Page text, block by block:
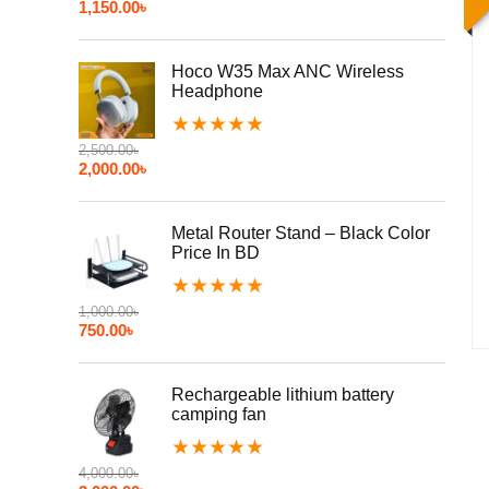
1,150.00৳
Hoco W35 Max ANC Wireless
Headphone
★★★★★
2,500.00৳
2,000.00৳
Metal Router Stand – Black Color
Price In BD
★★★★★
1,000.00৳
750.00৳
Rechargeable lithium battery
camping fan
★★★★★
4,000.00৳